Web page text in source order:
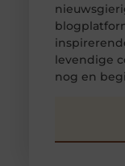
levendige
nog en